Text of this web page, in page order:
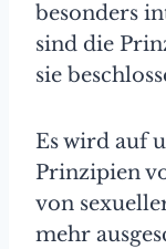
besonders
sind die
sie
Es wird auf
Prinzipien
von
mehr